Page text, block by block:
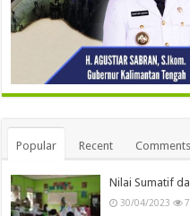
Popular Recent Comments
Nilai Sumatif
30/04/2023